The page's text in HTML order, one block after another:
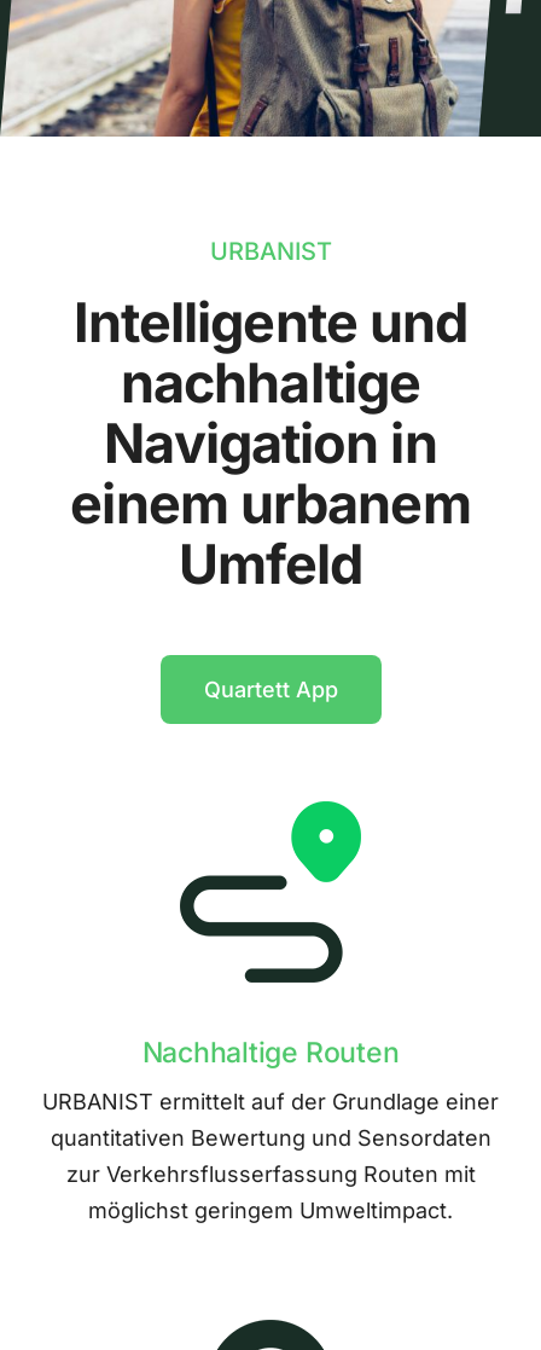
URBANIST
Intelligente und
nachhaltige
Navigation in
einem urbanem
Umfeld
Quartett App
Nachhaltige Routen
URBANIST ermittelt auf der Grundlage einer
quantitativen Bewertung und Sensordaten
zur Verkehrsflusserfassung Routen mit
möglichst geringem Umweltimpact.